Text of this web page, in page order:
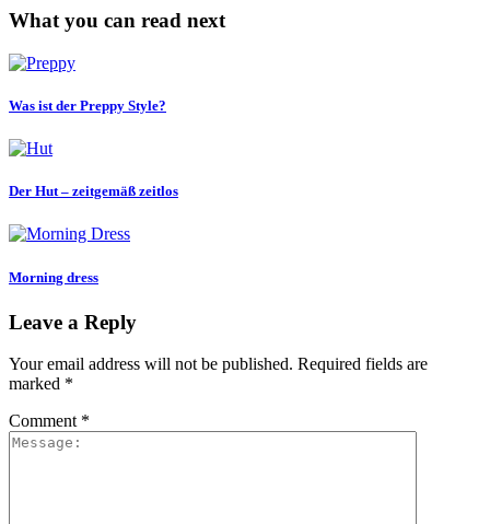
What you can read next
Was ist der Preppy Style?
Der Hut – zeitgemäß zeitlos
Morning dress
Leave a Reply
Your email address will not be published. Required fields are
marked *
Comment *